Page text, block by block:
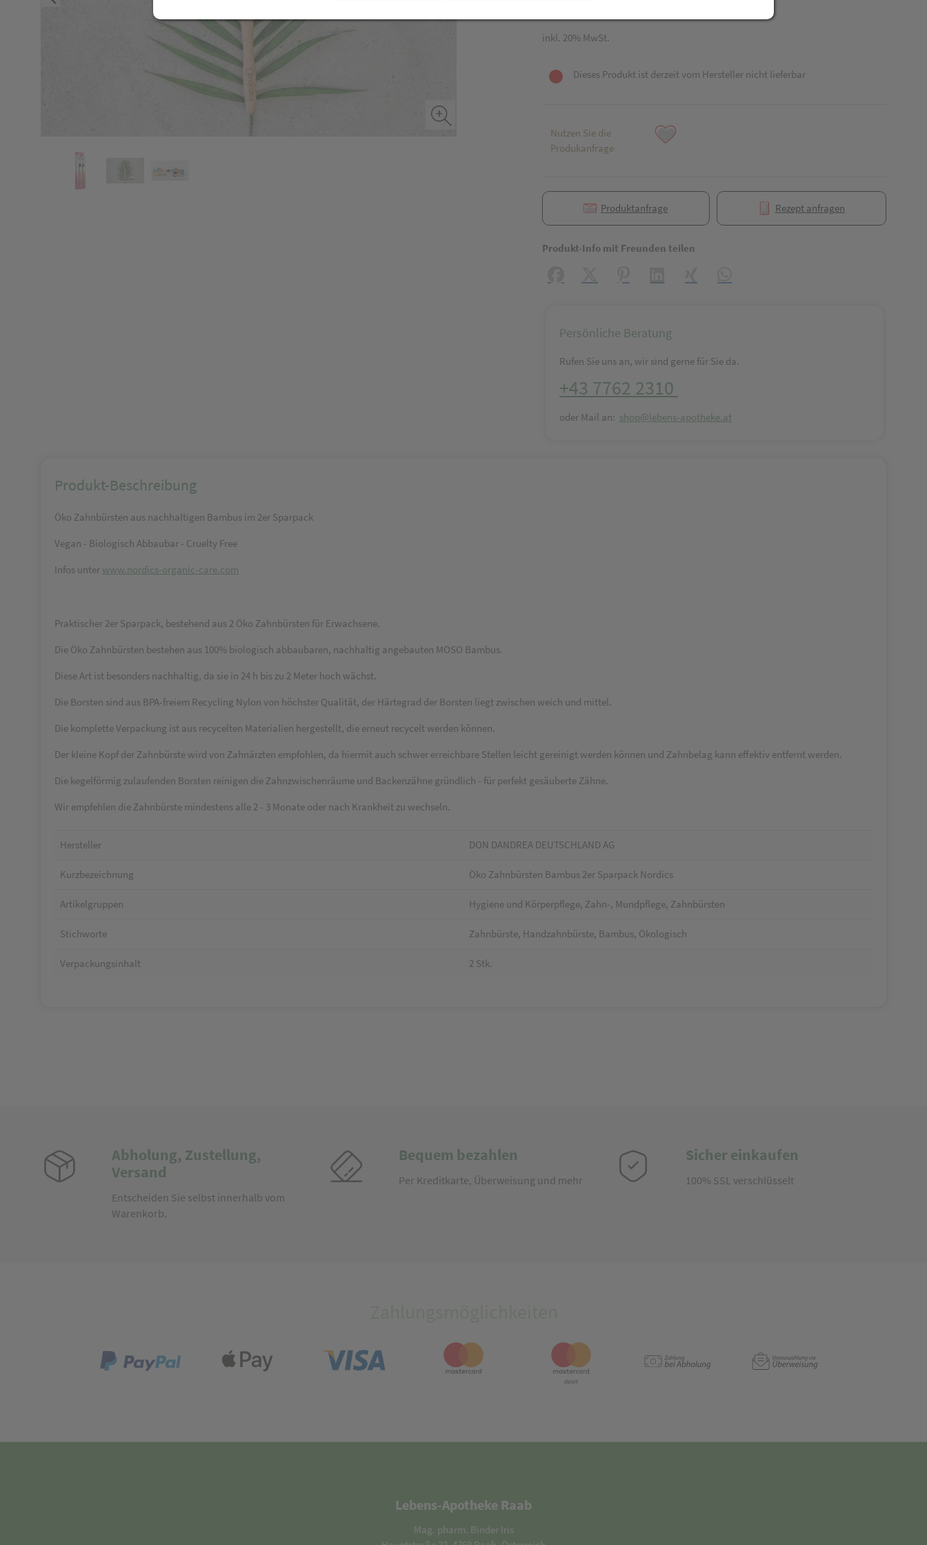
inkl. 20% MwSt.
Dieses Produkt ist derzeit vom Hersteller nicht lieferbar
Nutzen Sie die
Produkanfrage
Produktanfrage Rezept anfragen
Produkt-Info mit Freunden teilen
Persönliche Beratung
Rufen Sie uns an, wir sind gerne für Sie da.
+43 7762 2310
oder Mail an: shop@lebens-apotheke.at
Produkt-Beschreibung
Öko Zahnbürsten aus nachhaltigen Bambus im 2er Sparpack
Vegan - Biologisch Abbaubar - Cruelty Free
Infos unter www.nordics-organic-care.com
Praktischer 2er Sparpack, bestehend aus 2 Öko Zahnbürsten für Erwachsene.
Die Öko Zahnbürsten bestehen aus 100% biologisch abbaubaren, nachhaltig angebauten MOSO Bambus.
Diese Art ist besonders nachhaltig, da sie in 24 h bis zu 2 Meter hoch wächst.
Die Borsten sind aus BPA-freiem Recycling Nylon von höchster Qualität, der Härtegrad der Borsten liegt zwischen weich und mittel.
Die komplette Verpackung ist aus recycelten Materialien hergestellt, die erneut recycelt werden können.
Der kleine Kopf der Zahnbürste wird von Zahnärzten empfohlen, da hiermit auch schwer erreichbare Stellen leicht gereinigt werden können und Zahnbelag kann effektiv entfernt werden.
Die kegelförmig zulaufenden Borsten reinigen die Zahnzwischenräume und Backenzähne gründlich - für perfekt gesäuberte Zähne.
Wir empfehlen die Zahnbürste mindestens alle 2 - 3 Monate oder nach Krankheit zu wechseln.
Hersteller DON DANDREA DEUTSCHLAND AG
Kurzbezeichnung Öko Zahnbürsten Bambus 2er Sparpack Nordics
Artikelgruppen Hygiene und Körperpflege, Zahn-, Mundpflege, Zahnbürsten
Stichworte Zahnbürste, Handzahnbürste, Bambus, Ökologisch
Verpackungsinhalt 2 Stk.
Abholung, Zustellung,
Versand
Entscheiden Sie selbst innerhalb vom
Warenkorb.
Bequem bezahlen
Per Kreditkarte, Überweisung und mehr
Sicher einkaufen
100% SSL verschlüsselt
Lebens-Apotheke Raab
Mag. pharm. Binder Iris